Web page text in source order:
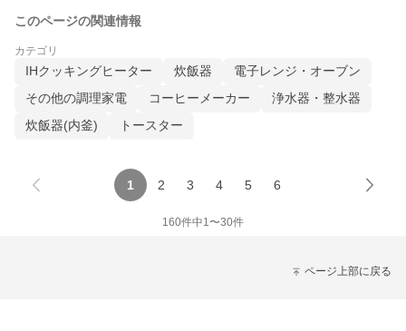
このページの関連情報
カテゴリ
IHクッキングヒーター 炊飯器
電子レンジ・オーブン
その他の調理家電
コーヒーメーカー
浄水器・整水器
炊飯器(内釜)
トースター
1 2 3 4 5 6
160件中1〜30件
ページ上部に戻る